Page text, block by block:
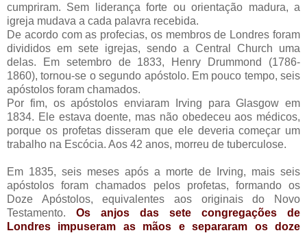
cumpriram. Sem liderança forte ou orientação madura, a
igreja mudava a cada palavra recebida.
De acordo com as profecias, os membros de Londres foram
divididos em sete igrejas, sendo a Central Church uma
delas. Em setembro de 1833, Henry Drummond (1786-
1860), tornou-se o segundo apóstolo. Em pouco tempo, seis
apóstolos foram chamados.
Por fim, os apóstolos enviaram Irving para Glasgow em
1834. Ele estava doente, mas não obedeceu aos médicos,
porque os profetas disseram que ele deveria começar um
trabalho na Escócia. Aos 42 anos, morreu de tuberculose.
Em 1835, seis meses após a morte de Irving, mais seis
apóstolos foram chamados pelos profetas, formando os
Doze Apóstolos, equivalentes aos originais do Novo
Testamento. Os anjos das sete congregações de
Londres impuseram as mãos e separaram os doze